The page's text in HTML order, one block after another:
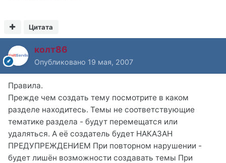
Цитата
колт86
Опубликовано 19 мая, 2007
Правила.
Прежде чем создать тему посмотрите в каком
разделе находитесь. Темы не соответствующие
тематике раздела - будут перемещатся или
удаляться. А её создатель будет НАКАЗАН
ПРЕДУПРЕЖДЕНИЕМ При повторном нарушении -
будет лишён возможности создавать темы При